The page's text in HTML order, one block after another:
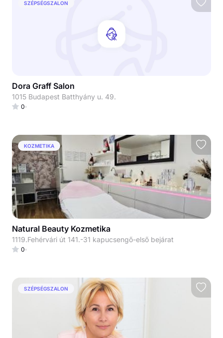
SZÉPSÉGSZALON
Dora Graff Salon
1015 Budapest Batthyány u. 49.
0
KOZMETIKA
Natural Beauty Kozmetika
1119.Fehérvári út 141.-31 kapucsengő-első bejárat
0
SZÉPSÉGSZALON